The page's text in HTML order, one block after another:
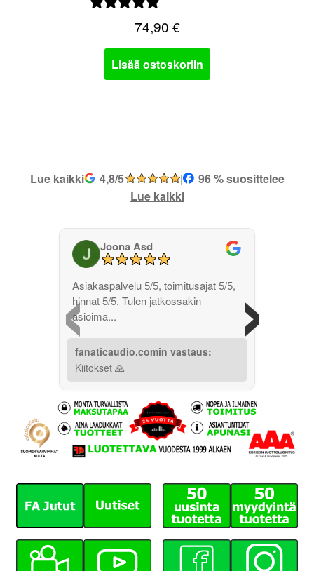
74,90 €
Lisää ostoskoriin
Lue kaikki 4,8/5 |
96 % suosittelee
Lue kaikki
‹
Joona Asd
Asiakaspalvelu 5/5, toimitusajat 5/5,
hinnat 5/5. Tulen jatkossakin
asioima...
fanaticaudio.comin vastaus:
Kiitokset 🙏
›